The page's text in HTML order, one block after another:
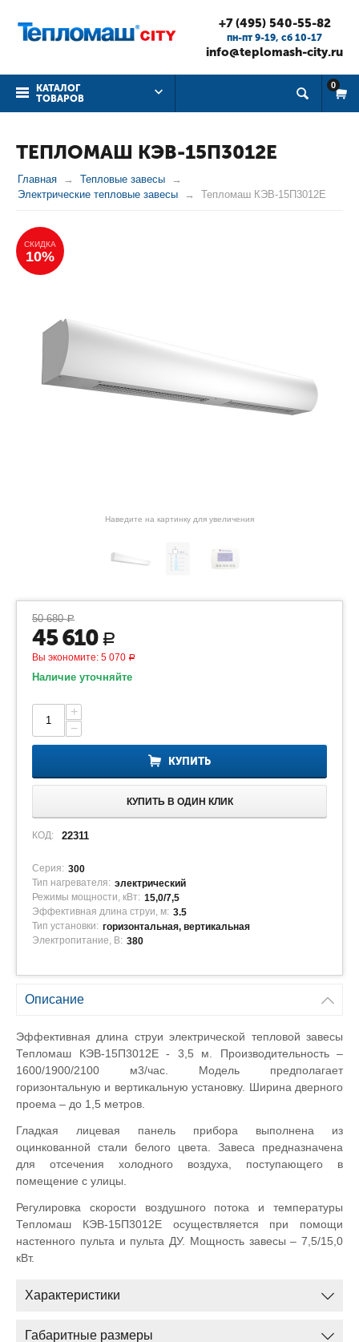
+7 (495) 540-55-82
пн-пт 9-19, cб 10-17
info@teplomash-city.ru
КАТАЛОГ
ТОВАРОВ
0
ТЕПЛОМАШ КЭВ-15П3012Е
Главная
Тепловые завесы
Электрические тепловые завесы
Тепломаш КЭВ-15П3012Е
СКИДКА
10%
Наведите на картинку для увеличения
50 680 Р
45 610 Р
Вы экономите: 5 070 Р
Наличие уточняйте
+
−
КУПИТЬ
КУПИТЬ В ОДИН КЛИК
КОД: 22311
Серия: 300
Тип нагревателя: электрический
Режимы мощности, кВт: 15,0/7,5
Эффективная длина струи, м: 3.5
Тип установки: горизонтальная, вертикальная
Электропитание, В: 380
Описание
Эффективная длина струи электрической тепловой завесы
Тепломаш КЭВ-15П3012E- 3,5 м. Производительность –
1600/1900/2100 м3/час. Модель предполагает
горизонтальную и вертикальную установку. Ширина дверного
проема – до 1,5 метров.
Гладкая лицевая панель прибора выполнена из
оцинкованной стали белого цвета. Завеса предназначена
для отсечения холодного воздуха, поступающего в
помещение с улицы.
Регулировка скорости воздушного потока и температуры
Тепломаш КЭВ-15П3012E
осуществляется при помощи
настенного пульта и пульта ДУ. Мощность завесы – 7,5/15,0
кВт.
Характеристики
Габаритные размеры